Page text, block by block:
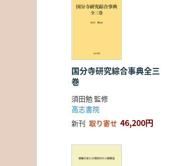
国分寺研究綜合事典全三
巻
須田勉 監修
高志書院
新刊 取り寄せ 46,200円